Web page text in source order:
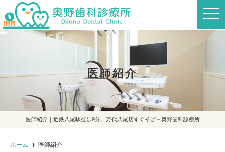
t
o
g
i
医師紹介
医師紹介｜近鉄八尾駅徒歩9分。万代八尾店すぐそば－奥野歯科診療所
ホーム 医師紹介